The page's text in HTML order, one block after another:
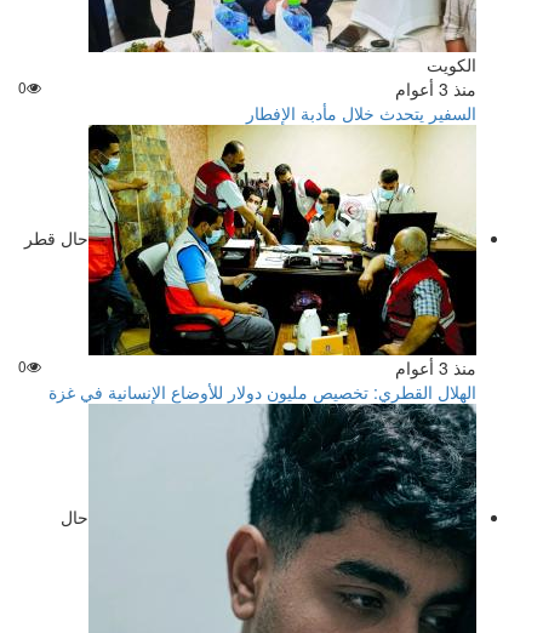
الكويت
منذ 3 أعوام
0
السفير يتحدث خلال مأدبة الإفطار
حال قطر
منذ 3 أعوام 0
الهلال القطري: تخصيص مليون دولار للأوضاع الإنسانية في غزة
حال